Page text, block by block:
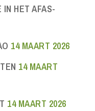
HET AFAS-
14 MAART 2026
14 MAART
14 MAART 2026